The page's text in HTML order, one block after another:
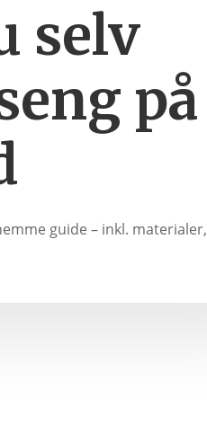
selv
på
guide – inkl. materialer,